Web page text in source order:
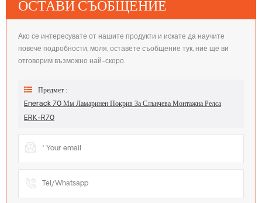
ОСТАВИ СЪОБЩЕНИЕ
Ако се интересувате от нашите продукти и искате да научите
повече подробности, моля, оставете съобщение тук, ние ще ви
отговорим възможно най-скоро.
Предмет :
Enerack 70 Мм Ламаринен Покрив За Слънчева Монтажна Релса
ERK-R70